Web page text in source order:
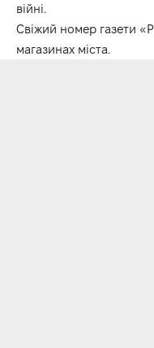
війні.
Свіжий номер газети
магазинах міста.